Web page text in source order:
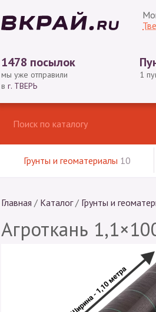
1478 посылок
мы уже отправили
в г. ТВЕРЬ
1
Грунты и геоматериалы 10
Главная / Каталог / Грунты и
Агроткань